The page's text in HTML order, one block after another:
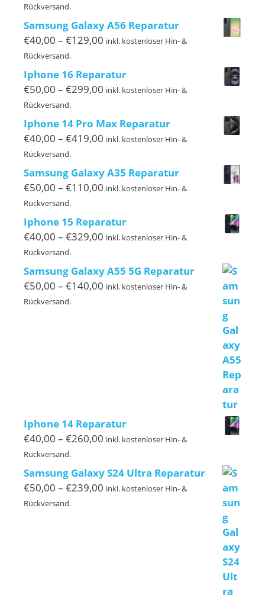
bis
€220,00
Rückversand.
Samsung Galaxy A56 Reparatur
€40,00 – €129,00 Preisspanne:
bis
€129,00
inkl. kostenloser Hin- &
Rückversand.
Iphone 16 Reparatur
€50,00 – €299,00 Preisspanne:
bis
€299,00
inkl. kostenloser Hin- &
Rückversand.
Iphone 14 Pro Max Reparatur
€40,00 – €419,00 Preisspanne:
bis
€419,00
inkl. kostenloser Hin- &
Rückversand.
Samsung Galaxy A35 Reparatur
€50,00 – €110,00 Preisspanne:
bis
€110,00
inkl. kostenloser Hin- &
Rückversand.
Iphone 15 Reparatur
€40,00 – €329,00 Preisspanne:
bis
€329,00
inkl. kostenloser Hin- &
Rückversand.
Samsung Galaxy A55 5G Reparatur
€50,00 – €140,00 Preisspanne:
inkl. kostenloser Hin- &
Rückversand.
Iphone 14 Reparatur
€40,00 – €260,00 Preisspanne:
bis
€260,00
inkl. kostenloser Hin- &
Rückversand.
Samsung Galaxy S24 Ultra Reparatur
€50,00 – €239,00 Preisspanne:
inkl. kostenloser Hin- &
Rückversand.